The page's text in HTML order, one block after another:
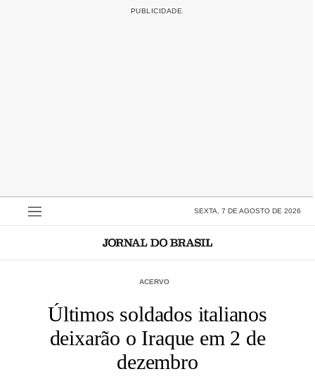
SEXTA, 7 DE AGOSTO DE 2026
ACERVO
Últimos soldados italianos
deixarão o Iraque em 2 de
dezembro